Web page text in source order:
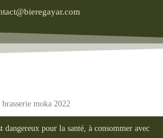
moka 2022
dangereux pour la santé, à consommer avec